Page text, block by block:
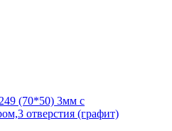
(70*50) 3мм с
отверстия (графит)